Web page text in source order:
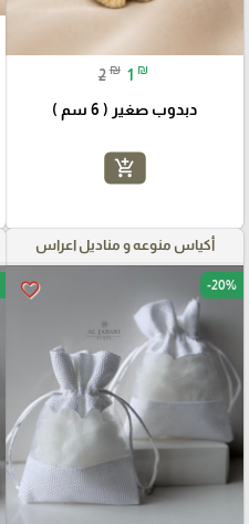
2 ₪ 1 ₪
دبدوب صغير ( 6 سم )
add_shopping_cart
أكياس منوعه و مناديل اعراس
favorite_border -20%